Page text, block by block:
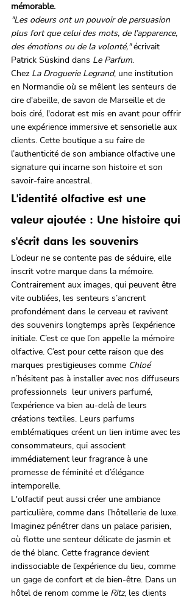
mémorable.
"Les odeurs ont un pouvoir de persuasion
plus fort que celui des mots, de l’apparence,
des émotions ou de la volonté," écrivait
Patrick Süskind dans Le Parfum.
Chez La Droguerie Legrand, une institution
en Normandie où se mêlent les senteurs de
cire d'abeille, de savon de Marseille et de
bois ciré, l'odorat est mis en avant pour offrir
une expérience immersive et sensorielle aux
clients. Cette boutique a su faire de
l’authenticité de son ambiance olfactive une
signature qui incarne son histoire et son
savoir-faire ancestral.
L'identité olfactive est une
valeur ajoutée : Une histoire qui
s'écrit dans les souvenirs
L’odeur ne se contente pas de séduire, elle
inscrit votre marque dans la mémoire.
Contrairement aux images, qui peuvent être
vite oubliées, les senteurs s’ancrent
profondément dans le cerveau et ravivent
des souvenirs longtemps après l’expérience
initiale. C’est ce que l’on appelle la mémoire
olfactive. C’est pour cette raison que des
marques prestigieuses comme Chloé
n’hésitent pas à installer avec nos diffuseurs
professionnels  leur univers parfumé,
l’expérience va bien au-delà de leurs
créations textiles. Leurs parfums
emblématiques créent un lien intime avec les
consommateurs, qui associent
immédiatement leur fragrance à une
promesse de féminité et d’élégance
intemporelle.
L'olfactif peut aussi créer une ambiance
particulière, comme dans l’hôtellerie de luxe.
Imaginez pénétrer dans un palace parisien,
où flotte une senteur délicate de jasmin et
de thé blanc. Cette fragrance devient
indissociable de l’expérience du lieu, comme
un gage de confort et de bien-être. Dans un
hôtel de renom comme le Ritz, les clients